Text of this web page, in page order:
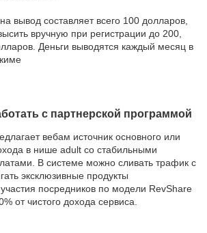
вывод составляет всего 100 долларов,
вручную при регистрации до 200,
Деньги выводятся каждый месяц в
с партнерской программой
вебам источник основного или
в нише adult со стабильными
В системе можно сливать трафик с
эксклюзивные продукты
посредников по модели RevShare
от чистого дохода сервиса.